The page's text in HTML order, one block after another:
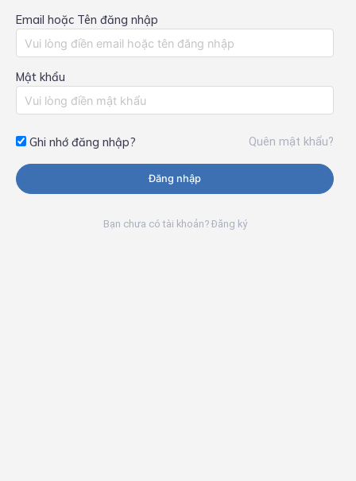
Email hoặc Tên đăng nhập
Mật khẩu
Ghi nhớ đăng nhập? Quên mật khẩu?
Đăng nhập
Bạn chưa có tài khoản? Đăng ký